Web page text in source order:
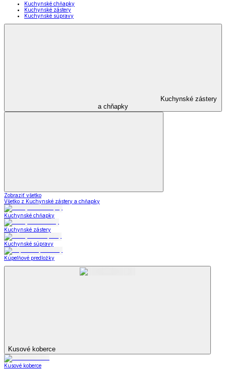
Kuchynské chňapky
Kuchynské zástery
Kuchynské súpravy
Kuchynské zástery
a chňapky
Zobraziť všetko
Všetko z Kuchynské zástery a chňapky
Kuchynské chňapky
Kuchynské zástery
Kuchynské súpravy
Kúpeľňové predložky
Kusové koberce
Kusové koberce